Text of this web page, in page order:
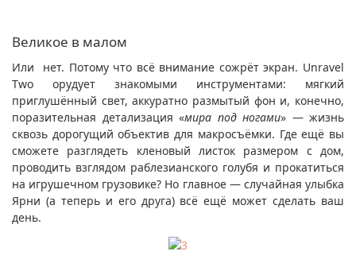
Великое в малом
Или нет. Потому что всё внимание сожрёт экран. Unravel
Two орудует знакомыми инструментами: мягкий
приглушённый свет, аккуратно размытый фон и, конечно,
поразительная детализация «мира под ногами» — жизнь
сквозь дорогущий объектив для макросъёмки. Где ещё вы
сможете разглядеть кленовый листок размером с дом,
проводить взглядом раблезианского голубя и прокатиться
на игрушечном грузовике? Но главное — случайная улыбка
Ярни (а теперь и его друга) всё ещё может сделать ваш
день.